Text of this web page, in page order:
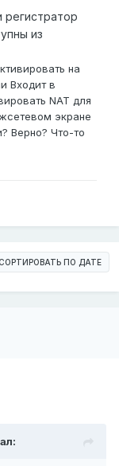
из
на
Входит в
NAT для
экране
Верно? Что-то
СОРТИРОВАТЬ ПО ДАТЕ